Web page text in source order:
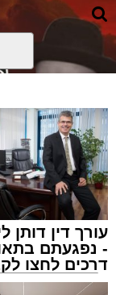
מעגלים
עורך דין דותן
- נפגעתם
דרכים לחצו
שמגיע לכם